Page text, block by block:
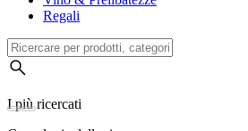
Regali
I più ricercati